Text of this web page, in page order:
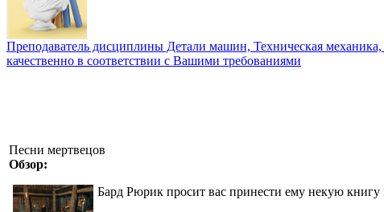
Преподаватель дисциплины Детали машин, Техническая
качественно в соответствии с Вашими требованиями
Песни мертвецов
Обзор:
Бард Рюрик просит вас принести ему некую